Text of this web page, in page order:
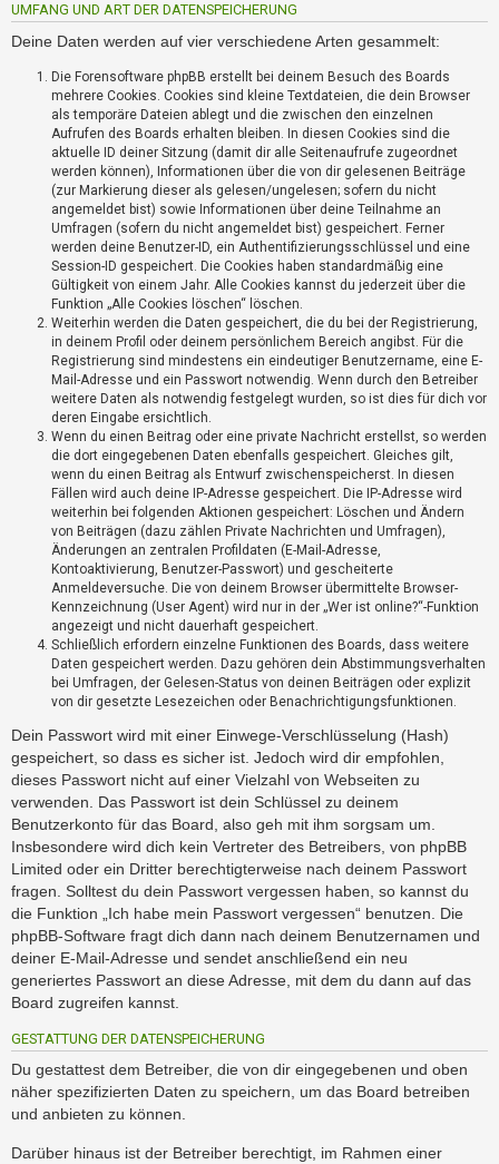
e
n
Q
UMFANG UND ART DER DATENSPEICHERUNG
Deine Daten werden auf vier verschiedene Arten gesammelt:
Die Forensoftware phpBB erstellt bei deinem Besuch des Boards
mehrere Cookies. Cookies sind kleine Textdateien, die dein Browser
als temporäre Dateien ablegt und die zwischen den einzelnen
Aufrufen des Boards erhalten bleiben. In diesen Cookies sind die
aktuelle ID deiner Sitzung (damit dir alle Seitenaufrufe zugeordnet
werden können), Informationen über die von dir gelesenen Beiträge
(zur Markierung dieser als gelesen/ungelesen; sofern du nicht
angemeldet bist) sowie Informationen über deine Teilnahme an
Umfragen (sofern du nicht angemeldet bist) gespeichert. Ferner
werden deine Benutzer-ID, ein Authentifizierungsschlüssel und eine
Session-ID gespeichert. Die Cookies haben standardmäßig eine
Gültigkeit von einem Jahr. Alle Cookies kannst du jederzeit über die
Funktion „Alle Cookies löschen“ löschen.
Weiterhin werden die Daten gespeichert, die du bei der Registrierung,
in deinem Profil oder deinem persönlichem Bereich angibst. Für die
Registrierung sind mindestens ein eindeutiger Benutzername, eine E-
Mail-Adresse und ein Passwort notwendig. Wenn durch den Betreiber
weitere Daten als notwendig festgelegt wurden, so ist dies für dich vor
deren Eingabe ersichtlich.
Wenn du einen Beitrag oder eine private Nachricht erstellst, so werden
die dort eingegebenen Daten ebenfalls gespeichert. Gleiches gilt,
wenn du einen Beitrag als Entwurf zwischenspeicherst. In diesen
Fällen wird auch deine IP-Adresse gespeichert. Die IP-Adresse wird
weiterhin bei folgenden Aktionen gespeichert: Löschen und Ändern
von Beiträgen (dazu zählen Private Nachrichten und Umfragen),
Änderungen an zentralen Profildaten (E-Mail-Adresse,
Kontoaktivierung, Benutzer-Passwort) und gescheiterte
Anmeldeversuche. Die von deinem Browser übermittelte Browser-
Kennzeichnung (User Agent) wird nur in der „Wer ist online?“-Funktion
angezeigt und nicht dauerhaft gespeichert.
Schließlich erfordern einzelne Funktionen des Boards, dass weitere
Daten gespeichert werden. Dazu gehören dein Abstimmungsverhalten
bei Umfragen, der Gelesen-Status von deinen Beiträgen oder explizit
von dir gesetzte Lesezeichen oder Benachrichtigungsfunktionen.
Dein Passwort wird mit einer Einwege-Verschlüsselung (Hash)
gespeichert, so dass es sicher ist. Jedoch wird dir empfohlen,
dieses Passwort nicht auf einer Vielzahl von Webseiten zu
verwenden. Das Passwort ist dein Schlüssel zu deinem
Benutzerkonto für das Board, also geh mit ihm sorgsam um.
Insbesondere wird dich kein Vertreter des Betreibers, von phpBB
Limited oder ein Dritter berechtigterweise nach deinem Passwort
fragen. Solltest du dein Passwort vergessen haben, so kannst du
die Funktion „Ich habe mein Passwort vergessen“ benutzen. Die
phpBB-Software fragt dich dann nach deinem Benutzernamen und
deiner E-Mail-Adresse und sendet anschließend ein neu
generiertes Passwort an diese Adresse, mit dem du dann auf das
Board zugreifen kannst.
GESTATTUNG DER DATENSPEICHERUNG
Du gestattest dem Betreiber, die von dir eingegebenen und oben
näher spezifizierten Daten zu speichern, um das Board betreiben
und anbieten zu können.
Darüber hinaus ist der Betreiber berechtigt, im Rahmen einer